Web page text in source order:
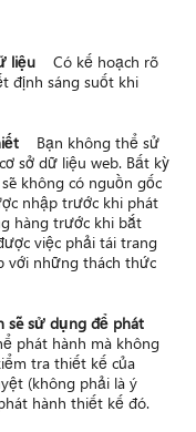
liệu Có kế hoạch rõ
định sáng suốt khi
Bạn không thể sử
sở dữ liệu web. Bất kỳ
không có nguồn gốc
nhập trước khi phát
hàng trước khi bắt
việc phải tái trang
với những thách thức
sẽ sử dụng để phát
phát hành mà không
tra thiết kế của
(không phải là ý
hành thiết kế đó.